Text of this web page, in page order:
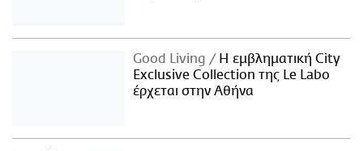
Good Living
Η εμβληματική City
Exclusive Collection της Le Labo
έρχεται στην Αθήνα